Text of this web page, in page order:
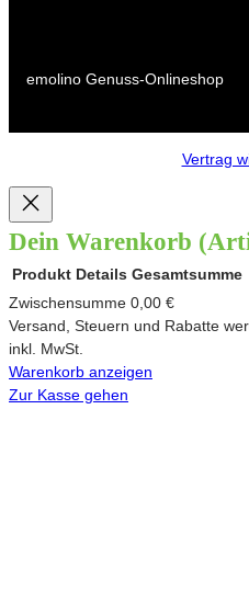
emolino Genuss-Onlineshop
Vertrag
Dein Warenkorb
Produkte
im
Warenkorb
Produkt Details Gesamtsumme
Zwischensumme 0,00 €
Versand, Steuern und Rabatte
inkl. MwSt.
Warenkorb anzeigen
Zur Kasse gehen